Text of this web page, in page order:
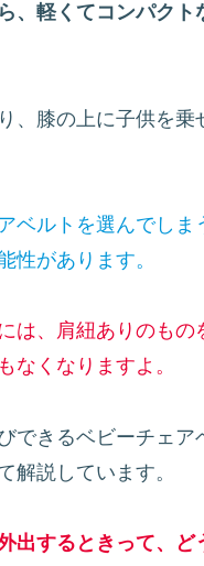
、軽くてコンパク
、膝の上に子供を
ベルトを選んでし
性があります。
は、肩紐ありのも
なくなりますよ。
できるベビーチェ
解説しています。
出するときって、